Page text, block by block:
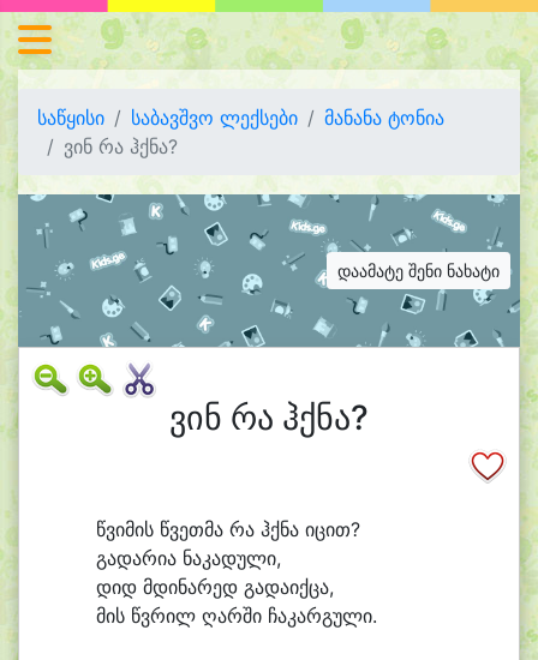
საწყისი საბავშვო ლექსები
მანანა ტონია
ვინ რა ჰქნა?
დაამატე შენი ნახატი
ვინ რა ჰქნა?
წვიმის წვეთმა რა ჰქნა იცით?
გადარია ნაკადული,
დიდ მდინარედ გადაიქცა,
მის წვრილ ღარში ჩაკარგული.